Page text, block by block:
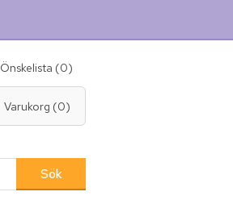
Önskelista (0)
Varukorg (0)